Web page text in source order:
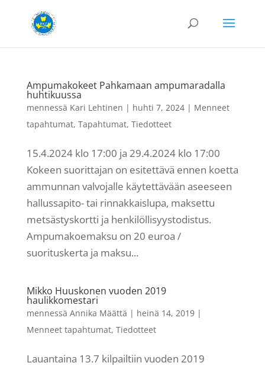
Ampumakokeet Pahkamaan ampumaradalla
huhtikuussa
mennessä Kari Lehtinen | huhti 7, 2024| Menneet
tapahtumat, Tapahtumat, Tiedotteet
15.4.2024 klo 17:00 ja 29.4.2024 klo 17:00
Kokeen suorittajan on esitettävä ennen koetta
ammunnan valvojalle käytettävään aseeseen
hallussapito- tai rinnakkaislupa, maksettu
metsästyskortti ja henkilöllisyystodistus.
Ampumakoemaksu on 20 euroa /
suorituskerta ja maksu...
Mikko Huuskonen vuoden 2019
haulikkomestari
mennessä Annika Määttä | heinä 14, 2019|
Menneet tapahtumat, Tiedotteet
Lauantaina 13.7 kilpailtiin vuoden 2019